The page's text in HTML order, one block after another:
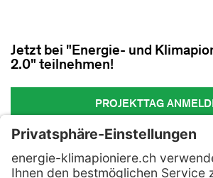
Jetzt bei "Energie- und
2.0" teilnehmen!
PROJEKTTAG